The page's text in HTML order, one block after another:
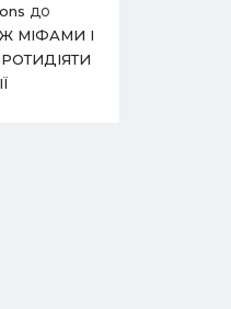
до
МІФАМИ І